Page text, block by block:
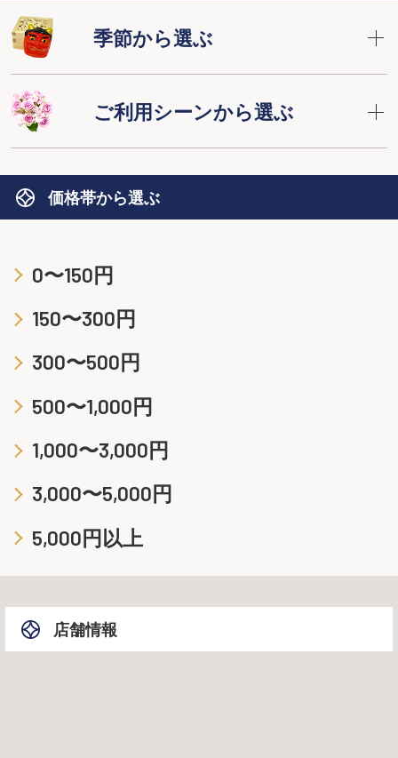
季節から選ぶ
ご利用シーンから選ぶ
価格帯から選ぶ
0〜150円
150〜300円
300〜500円
500〜1,000円
1,000〜3,000円
3,000〜5,000円
5,000円以上
店舗情報